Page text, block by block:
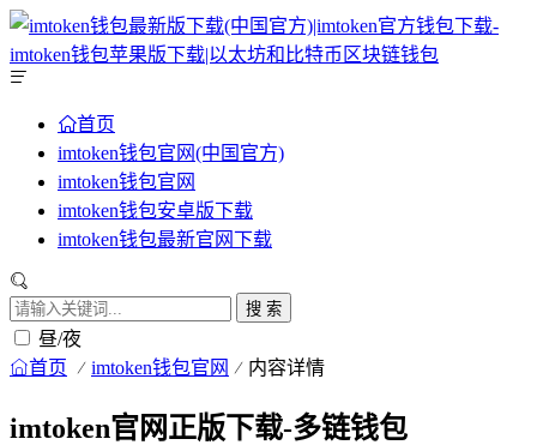
首页
imtoken钱包官网(中国官方)
imtoken钱包官网
imtoken钱包安卓版下载
imtoken钱包最新官网下载
搜 索
昼/夜
首页 imtoken钱包官网 内容详情
imtoken官网正版下载-多链钱包